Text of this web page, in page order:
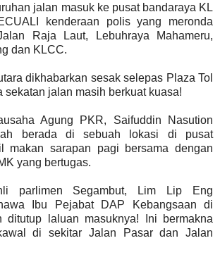
jalan masuk ke pusat bandaraya KL
kenderaan polis yang meronda
Raja Laut, Lebuhraya Mahameru,
dan KLCC.
dikhabarkan sesak selepas Plaza Tol
sekatan jalan masih berkuat kuasa!
Agung PKR, Saifuddin Nasution
berada di sebuah lokasi di pusat
makan sarapan pagi bersama dengan
yang bertugas.
Segambut, Lim Lip Eng
Ibu Pejabat DAP Kebangsaan di
ditutup laluan masuknya! Ini bermakna
di sekitar Jalan Pasar dan Jalan